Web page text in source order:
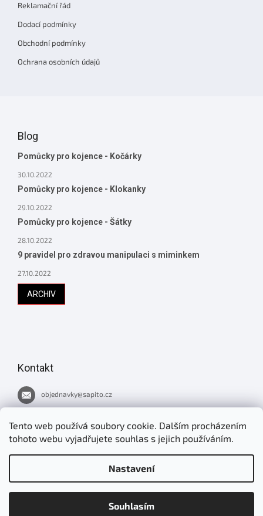
Tento web používá soubory cookie. Dalším procházením
tohoto webu vyjadřujete souhlas s jejich používáním.
Nastavení
Souhlasím
Reklamační řád
Dodací podmínky
Obchodní podmínky
Ochrana osobních údajů
Blog
Pomůcky pro kojence - Kočárky
30.10.2022
Pomůcky pro kojence - Klokanky
29.10.2022
Pomůcky pro kojence - Šátky
28.10.2022
9 pravidel pro zdravou manipulaci s miminkem
27.10.2022
ARCHIV
Kontakt
objednavky@sapito.cz
Novinky v Šapitu